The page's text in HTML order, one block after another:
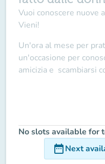
Vuoi conoscere nuove
Vieni!
Un'ora al mese per
un'occasione per
amicizia e scambiarsi
No slots available for
date_rangeNext